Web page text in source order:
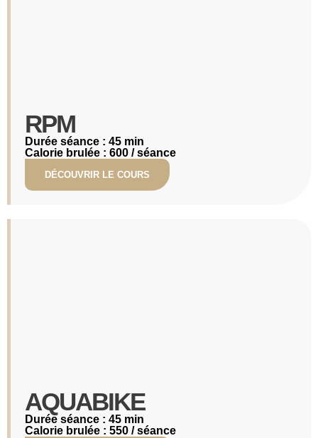
RPM​
Durée séance : 45 min
Calorie brulée : 600 / séance
DÉCOUVRIR LE COURS
AQUABIKE
Durée séance : 45 min
Calorie brulée : 550 / séance